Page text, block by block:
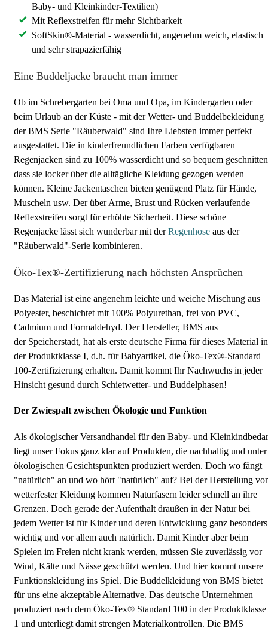
Baby- und Kleinkinder-Textilien)
Mit Reflexstreifen für mehr Sichtbarkeit
SoftSkin®-Material - wasserdicht, angenehm weich, elastisch
und sehr strapazierfähig
Eine Buddeljacke braucht man immer
Ob im Schrebergarten bei Oma und Opa, im Kindergarten oder
beim Urlaub an der Küste - mit der Wetter- und Buddelbekleidung
der BMS Serie "Räuberwald" sind Ihre Liebsten immer perfekt
ausgestattet. Die in kinderfreundlichen Farben verfügbaren
Regenjacken sind zu 100% wasserdicht und so bequem
dass sie locker über die alltägliche Kleidung gezogen werden
können. Kleine Jackentaschen bieten genügend Platz für Hände,
Muscheln usw. Der über Arme, Brust und Rücken verlaufende
Reflexstreifen sorgt für erhöhte Sicherheit. Diese schöne
Regenjacke lässt sich wunderbar mit derRegenhose aus der
"Räuberwald"-Serie kombinieren.
Öko-Tex®-Zertifizierung nach höchsten Ansprüchen
Das Material ist eine angenehm leichte und weiche Mischung aus
Polyester, beschichtet mit 100% Polyurethan, frei von PVC,
Cadmium und Formaldehyd. Der Hersteller, BMS aus
der Speicherstadt, hat als erste deutsche Firma für dieses Material in
der Produktklasse I, d.h. für Babyartikel, die Öko-Tex®-Standard
100-Zertifizierung erhalten. Damit kommt Ihr Nachwuchs in jeder
Hinsicht gesund durch Schietwetter- und Buddelphasen!
Der Zwiespalt zwischen Ökologie und Funktion
Als ökologischer Versandhandel für den Baby- und
liegt unser Fokus ganz klar auf Produkten, die nachhaltig und unter
ökologischen Gesichtspunkten produziert werden. Doch wo fängt
"natürlich" an und wo hört "natürlich" auf? Bei der Herstellung
wetterfester Kleidung kommen Naturfasern leider schnell an ihre
Grenzen. Doch gerade der Aufenthalt draußen in der Natur bei
jedem Wetter ist für Kinder und deren Entwicklung ganz besonders
wichtig und vor allem auch natürlich. Damit Kinder aber beim
Spielen im Freien nicht krank werden, müssen Sie zuverlässig vor
Wind, Kälte und Nässe geschützt werden. Und hier kommt unsere
Funktionskleidung ins Spiel. Die Buddelkleidung von BMS bietet
für uns eine akzeptable Alternative. Das deutsche Unternehmen
produziert nach dem Öko-Tex® Standard 100 in der Produktklasse
1 und unterliegt damit strengen Materialkontrollen. Die BMS